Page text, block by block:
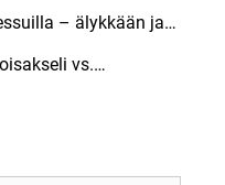
– älykkään ja
vs.